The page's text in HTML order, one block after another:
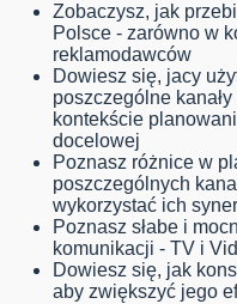
Zobaczysz, jak
Polsce - zarówno w
reklamodawców
Dowiesz się, jacy
poszczególne
kontekście
docelowej
Poznasz różnice w
poszczególnych
wykorzystać ich
Poznasz słabe i
komunikacji - TV i
Dowiesz się, jak
aby zwiększyć jego